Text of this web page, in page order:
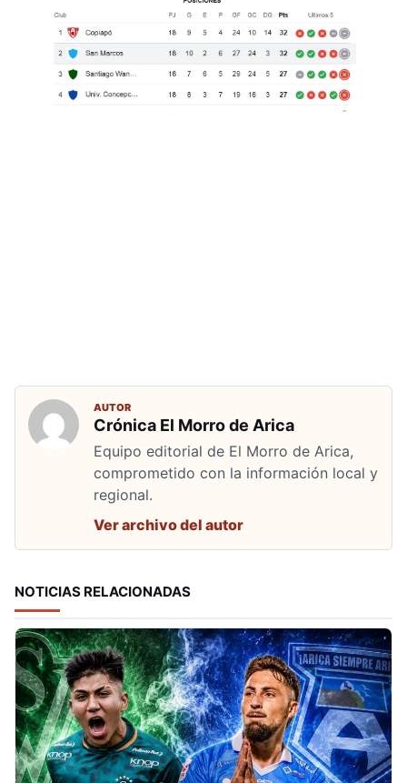
AUTOR
Crónica El Morro de Arica
Equipo editorial de El Morro de Arica,
comprometido con la información local y
regional.
Ver archivo del autor
NOTICIAS RELACIONADAS